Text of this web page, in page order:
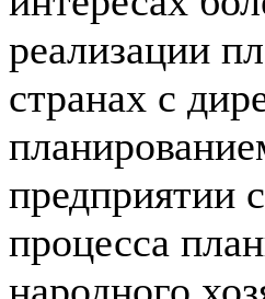
реализации
странах с
предприятии
процесса